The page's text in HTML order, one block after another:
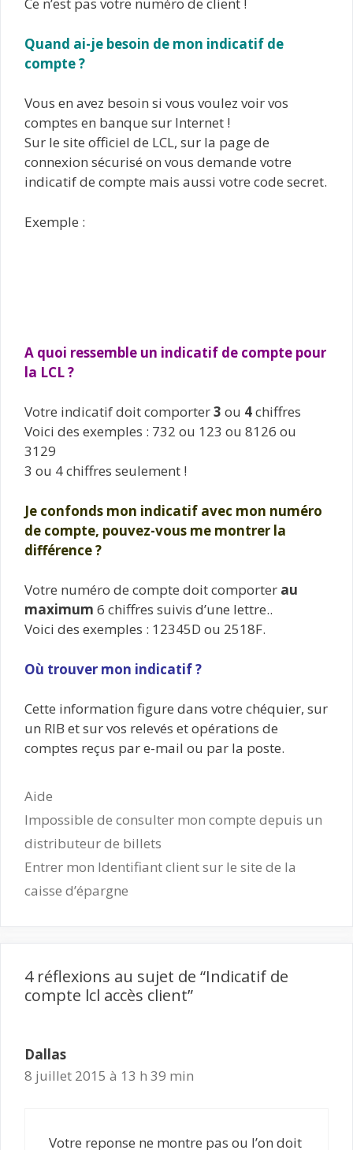
Quand ai-je besoin de mon indicatif de
compte ?
Vous en avez besoin si vous voulez voir vos
comptes en banque sur Internet !
Sur le site officiel de LCL, sur la page de
connexion sécurisé on vous demande votre
indicatif de compte mais aussi votre code secret.
Exemple :
A quoi ressemble un indicatif de compte pour
la LCL ?
Votre indicatif doit comporter3 ou 4chiffres
Voici des exemples : 732 ou 123 ou 8126 ou
3129
3 ou 4 chiffres seulement !
Je confonds mon indicatif avec mon numéro
de compte, pouvez-vous me montrer la
différence ?
Votre numéro de compte doit comporter au
maximum 6 chiffres suivis d’une lettre..
Voici des exemples : 12345D ou 2518F.
Où trouver mon indicatif ?
Cette information figure dans votre chéquier, sur
un RIB et sur vos relevés et opérations de
comptes reçus par e-mail ou par la poste.
Catégories
Aide
Impossible de consulter mon compte depuis un
distributeur de billets
Entrer mon Identifiant client sur le site de la
caisse d’épargne
4 réflexions au sujet de “Indicatif de
compte lcl accès client”
Dallas
8 juillet 2015 à 13 h 39 min
Votre reponse ne montre pas ou l’on doit